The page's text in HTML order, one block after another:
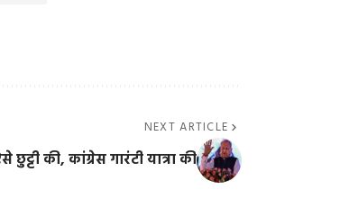
NEXT ARTICLE
छुट्टी की, कांग्रेस गारंटी यात्रा की